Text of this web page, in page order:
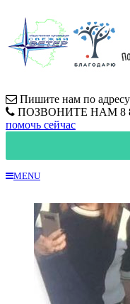
Пишите нам по адресу
ПОЗВОНИТЕ НАМ 8
помочь сейчас
MENU